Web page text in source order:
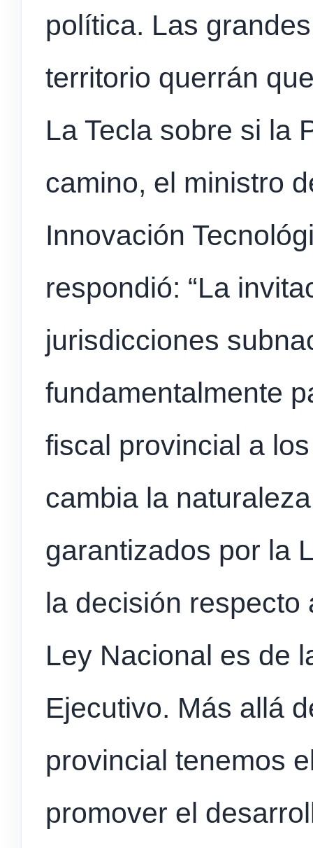
política. Las
territorio querrán
La Tecla sobre si la
camino, el ministro
Innovación
respondió: “La
jurisdicciones
fundamentalmente
fiscal provincial a
cambia la
garantizados por la
la decisión respecto
Ley Nacional es de
Ejecutivo. Más allá
provincial tenemos
promover el